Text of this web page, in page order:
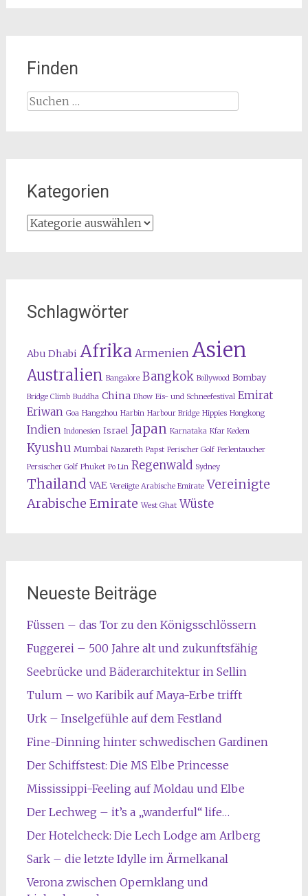
Finden
Suchen
nach:
Kategorien
Kategorien
Schlagwörter
Abu Dhabi Afrika Armenien Asien
Australien Bangalore Bangkok Bollywood Bombay
Bridge Climb Buddha China Dhow Eis- und Schneefestival Emirat
Eriwan Goa Hangzhou Harbin Harbour Bridge Hippies Hongkong
Indien Indonesien Israel Japan Karnataka Kfar Kedem
Kyushu Mumbai Nazareth Papst Perischer Golf Perlentaucher
Persischer Golf Phuket Po Lin Regenwald Sydney
Thailand VAE Vereiigte Arabische Emirate Vereinigte
Arabische Emirate West Ghat Wüste
Neueste Beiträge
Füssen – das Tor zu den Königsschlössern
Fuggerei – 500 Jahre alt und zukunftsfähig
Seebrücke und Bäderarchitektur in Sellin
Tulum – wo Karibik auf Maya-Erbe trifft
Urk – Inselgefühle auf dem Festland
Fine-Dinning hinter schwedischen Gardinen
Der Schiffstest: Die MS Elbe Princesse
Mississippi-Feeling auf Moldau und Elbe
Der Lechweg – it’s a „wanderful“ life…
Der Hotelcheck: Die Lech Lodge am Arlberg
Sark – die letzte Idylle im Ärmelkanal
Verona zwischen Opernklang und